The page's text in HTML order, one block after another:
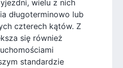
wielu z nich
długoterminowo lub
czterech kątów. Z
się również
standardzie